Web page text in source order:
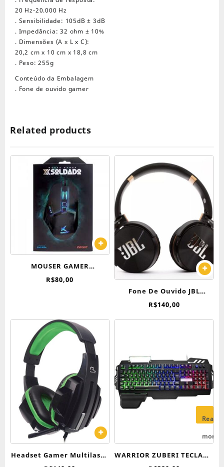
20 Hz-20.000 Hz
. Sensibilidade: 105dB ± 3dB
. Impedância: 32 ohm ± 10%
. Dimensões (A x L x C):
20,2 cm x 10 cm x 18,8 cm
. Peso: 255g
Conteúdo da Embalagem
. Fone de ouvido gamer
Related products
MOUSER GAMER
XSOLDADO GM-601
R$80,00
Fone De Ouvido JBL
Headset Bluetooth
R$140,00
Headset Gamer Multilaser
Read
more
WARRIOR ZUBERI TECLADO